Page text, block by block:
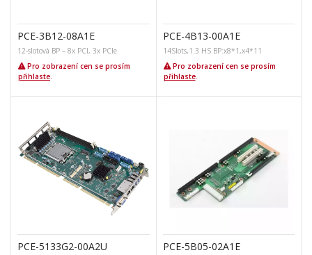
PCE-3B12-08A1E
12-slotová BP – 8x PCI, 3x PCIe
Pro zobrazení cen se prosím
přihlaste.
PCE-4B13-00A1E
14Slots,1.3 HS BP:x8*1,x4*11
Pro zobrazení cen se prosím
přihlaste.
PCE-5133G2-00A2U PCE-5B05-02A1E